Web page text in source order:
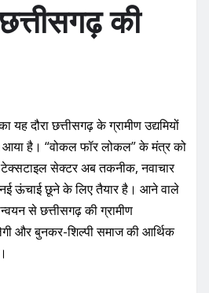
की
यह दौरा छत्तीसगढ़ के ग्रामीण उद्यमियों
है। “वोकल फॉर लोकल” के मंत्र को
टेक्सटाइल सेक्टर अब तकनीक, नवाचार
ऊंचाई छूने के लिए तैयार है। आने वाले
से छत्तीसगढ़ की ग्रामीण
और बुनकर-शिल्पी समाज की आर्थिक